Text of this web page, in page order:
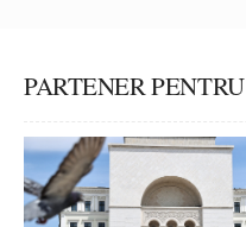
PARTENER PENTRU